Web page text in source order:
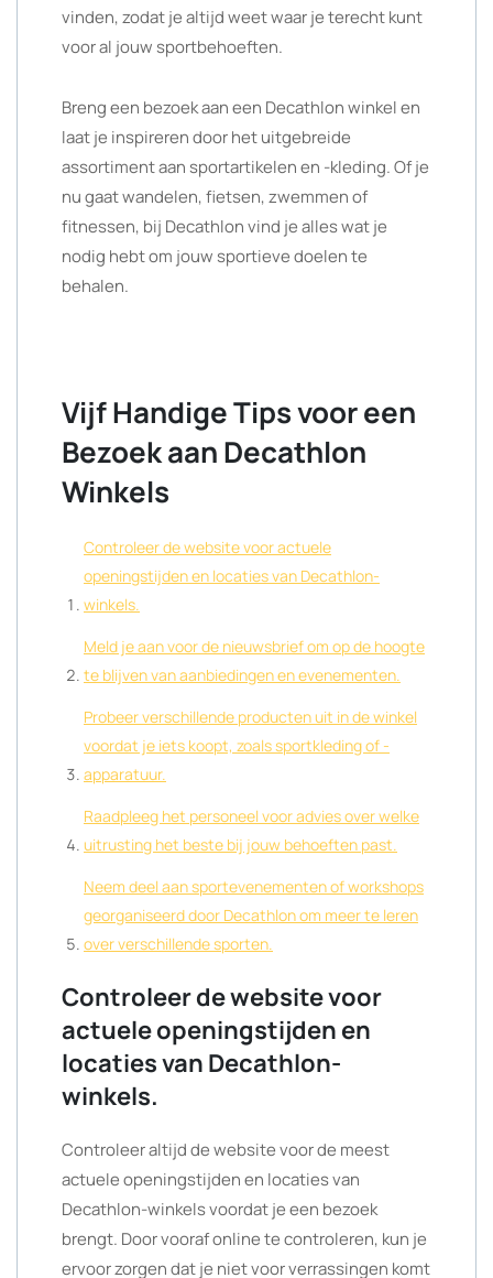
vinden, zodat je altijd weet waar je terecht kunt
voor al jouw sportbehoeften.
Breng een bezoek aan een Decathlon winkel en
laat je inspireren door het uitgebreide
assortiment aan sportartikelen en -kleding. Of je
nu gaat wandelen, fietsen, zwemmen of
fitnessen, bij Decathlon vind je alles wat je
nodig hebt om jouw sportieve doelen te
behalen.
Vijf Handige Tips voor een
Bezoek aan Decathlon
Winkels
Controleer de website voor actuele
openingstijden en locaties van Decathlon-
winkels.
Meld je aan voor de nieuwsbrief om op de hoogte
te blijven van aanbiedingen en evenementen.
Probeer verschillende producten uit in de winkel
voordat je iets koopt, zoals sportkleding of -
apparatuur.
Raadpleeg het personeel voor advies over welke
uitrusting het beste bij jouw behoeften past.
Neem deel aan sportevenementen of workshops
georganiseerd door Decathlon om meer te leren
over verschillende sporten.
Controleer de website voor
actuele openingstijden en
locaties van Decathlon-
winkels.
Controleer altijd de website voor de meest
actuele openingstijden en locaties van
Decathlon-winkels voordat je een bezoek
brengt. Door vooraf online te controleren, kun je
ervoor zorgen dat je niet voor verrassingen komt